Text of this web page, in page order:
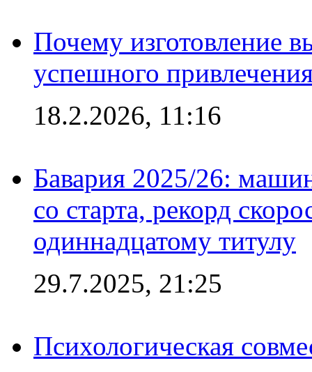
Почему изготовление
успешного
18.2.2026, 11:16
Бавария 2025/26:
со старта, рекорд
одиннадцатому титулу
29.7.2025, 21:25
Психологическая